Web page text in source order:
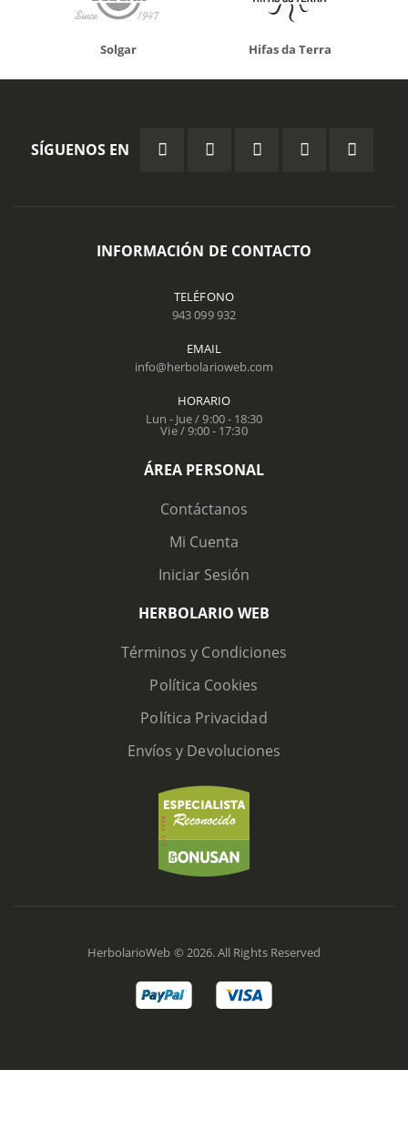
Solgar Hifas da Terra
SÍGUENOS EN
INFORMACIÓN DE CONTACTO
TELÉFONO
943 099 932
EMAIL
info@herbolarioweb.com
HORARIO
Lun - Jue / 9:00 - 18:30
Vie / 9:00 - 17:30
ÁREA PERSONAL
Contáctanos
Mi Cuenta
Iniciar Sesión
HERBOLARIO WEB
Términos y Condiciones
Política Cookies
Política Privacidad
Envíos y Devoluciones
HerbolarioWeb © 2026. All Rights Reserved